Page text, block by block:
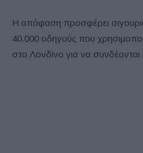
Η απόφαση προσφέρει
40.000 οδηγούς που
στο Λονδίνο για να